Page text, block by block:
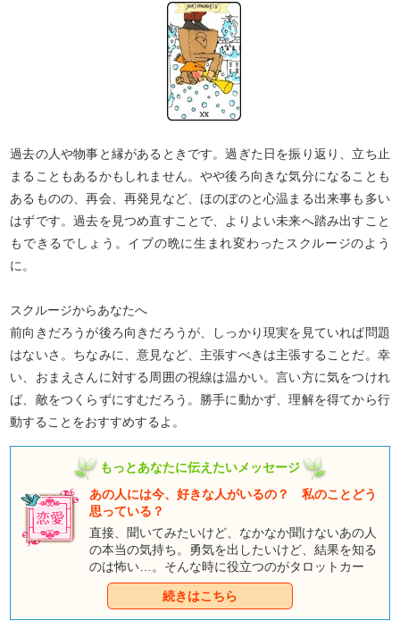
過去の人や物事と縁があるときです。過ぎた日を振り返り、立ち止
まることもあるかもしれません。やや後ろ向きな気分になることも
あるものの、再会、再発見など、ほのぼのと心温まる出来事も多い
はずです。過去を見つめ直すことで、よりよい未来へ踏み出すこと
もできるでしょう。イブの晩に生まれ変わったスクルージのよう
に。
スクルージからあなたへ
前向きだろうが後ろ向きだろうが、しっかり現実を見ていれば問題
はないさ。ちなみに、意見など、主張すべきは主張することだ。幸
い、おまえさんに対する周囲の視線は温かい。言い方に気をつけれ
ば、敵をつくらずにすむだろう。勝手に動かず、理解を得てから行
動することをおすすめするよ。
もっとあなたに伝えたいメッセージ
あの人には今、好きな人がいるの？ 私のことどう
思っている？
直接、聞いてみたいけど、なかなか聞けないあの人
の本当の気持ち。勇気を出したいけど、結果を知る
のは怖い…。そんな時に役立つのがタロットカー
ド。あなたの心やあの人の気持ちを、童話タロット
のキャラクター達が教えてくれます。
続きはこちら